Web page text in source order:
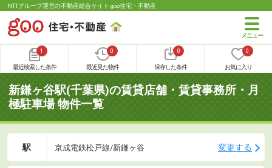
NTTグループ運営の不動産総合サイト goo住宅・不動産
1
最近検索した条件
0
最近見た物件
0
保存した条件
0
お気に入り
新鎌ヶ谷駅(千葉県)の賃貸店舗・賃貸事務所・月
極駐車場 物件一覧
駅 京成電鉄松戸線/新鎌ヶ谷 変更する